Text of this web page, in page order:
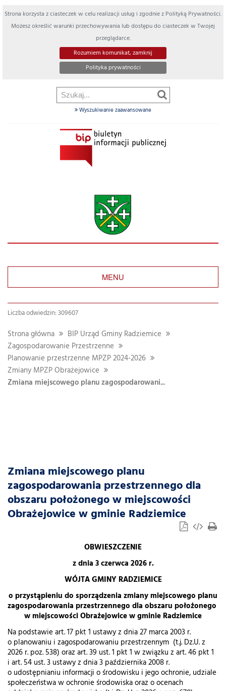
Strona korzysta z ciasteczek w celu realizacji usług i zgodnie z Polityką Prywatności.
Możesz określić warunki przechowywania lub dostępu do ciasteczek w Twojej
przeglądarce.
Rozumiem komunikat, zamknij
Polityka prywatności
Wyszukiwanie zaawansowane
MENU
Liczba odwiedzin: 309607
Strona główna
BIP Urząd Gminy Radziemice
Zagospodarowanie Przestrzenne
Planowanie przestrzenne MPZP 2024-2026
Zmiany MPZP Obrażejowice
Zmiana miejscowego planu zagospodarowani...
Zmiana miejscowego planu
zagospodarowania przestrzennego dla
obszaru położonego w miejscowości
Obrażejowice w gminie Radziemice
OBWIESZCZENIE
z dnia 3 czerwca 2026 r.
WÓJTA GMINY RADZIEMICE
o przystąpieniu do sporządzenia zmiany miejscowego planu
zagospodarowania przestrzennego dla obszaru położonego
w miejscowości Obrażejowice w gminie Radziemice
Na podstawie art. 17 pkt 1 ustawy z dnia 27 marca 2003 r.
o planowaniu i zagospodarowaniu przestrzennym (t.j. Dz.U. z
2026 r. poz. 538) oraz art. 39 ust. 1 pkt 1 w związku z art. 46 pkt 1
i art. 54 ust. 3 ustawy z dnia 3 października 2008 r.
o udostępnianiu informacji o środowisku i jego ochronie, udziale
społeczeństwa w ochronie środowiska oraz o ocenach